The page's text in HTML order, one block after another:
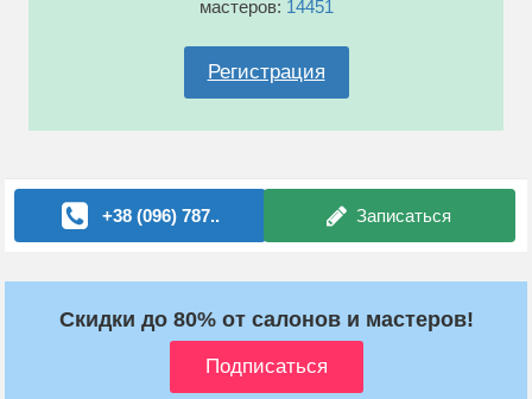
мастеров: 14451
Регистрация
+38 (096) 787.. Записаться
Скидки до 80% от салонов и мастеров!